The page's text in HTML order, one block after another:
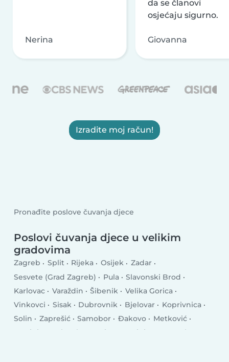
Nerina
da se članovi
osjećaju sigurno.
Giovanna
Izradite moj račun!
Pronađite poslove čuvanja djece
Poslovi čuvanja djece u velikim
gradovima
Zagreb Split Rijeka Osijek
Zadar
Sesvete (Grad Zagreb)
Pula
Slavonski Brod
Karlovac
Varaždin Šibenik
Velika Gorica
Vinkovci
Sisak Dubrovnik Bjelovar
Koprivnica
Solin
Zaprešić Samobor Đakovo
Metković
Petrinja
Makarska Kutina Rovinj
Dugo Selo